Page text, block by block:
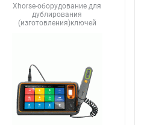
Xhorse-оборудование для
дублирования
(изготовления)ключей